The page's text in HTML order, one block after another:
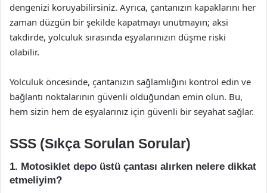
dengenizi koruyabilirsiniz. Ayrıca, çantanızın kapaklarını her
zaman düzgün bir şekilde kapatmayı unutmayın; aksi
takdirde, yolculuk sırasında eşyalarınızın düşme riski
olabilir.
Yolculuk öncesinde, çantanızın sağlamlığını kontrol edin ve
bağlantı noktalarının güvenli olduğundan emin olun. Bu,
hem sizin hem de eşyalarınız için güvenli bir seyahat sağlar.
SSS (Sıkça Sorulan Sorular)
1. Motosiklet depo üstü çantası alırken nelere dikkat
etmeliyim?